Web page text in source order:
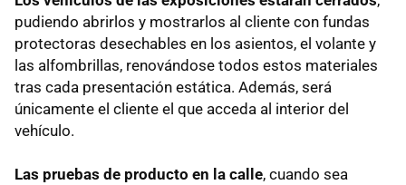
pudiendo abrirlos y mostrarlos al cliente con fundas
protectoras desechables en los asientos, el volante y
las alfombrillas, renovándose todos estos materiales
tras cada presentación estática. Además, será
únicamente el cliente el que acceda al interior del
vehículo.
Las pruebas de producto en la calle, cuando sea